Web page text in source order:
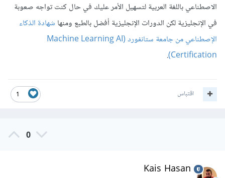
الاصطناعي باللغة العربية لتسهيل الأمر عليك في حال كنت تواجه صعوبة
في الإنجليزية لكن الدورات الإنجليزية أفضل بالطبع ومنها شهادة الذكاء
الإصطناعي من جامعة ستانفورد (Machine Learning AI
Certification)
.
1 اقتباس
0
Kais Hasan